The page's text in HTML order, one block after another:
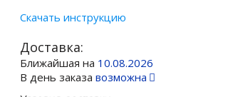
Скачать инструкцию
Доставка:
Ближайшая на 10.08.2026
В день заказа возможна